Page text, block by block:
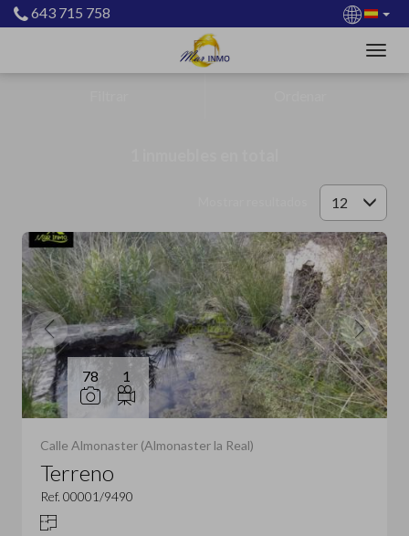
643 715 758
12
78 1
Calle Almonaster (Almonaster la Real)
Terreno
Ref. 00001/9490